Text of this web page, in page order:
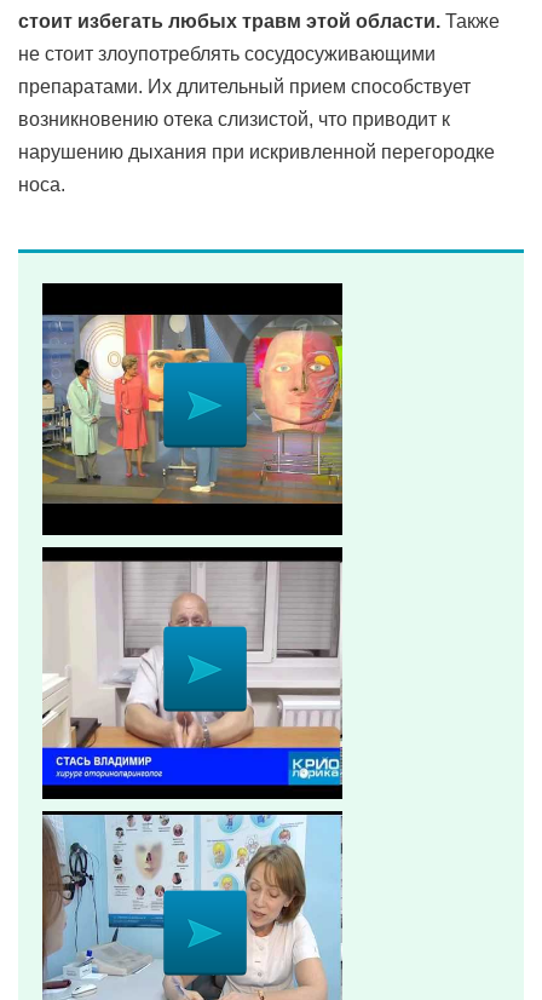
стоит избегать любых травм этой области. Также
не стоит злоупотреблять сосудосуживающими
препаратами. Их длительный прием способствует
возникновению отека слизистой, что приводит к
нарушению дыхания при искривленной перегородке
носа.